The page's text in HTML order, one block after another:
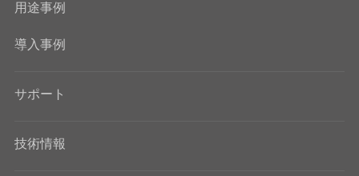
用途事例
導入事例
サポート
技術情報